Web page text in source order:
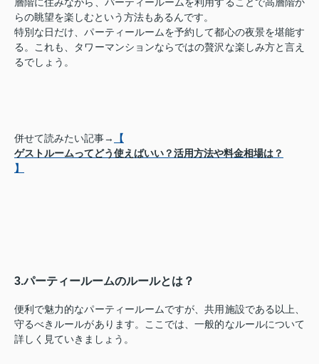
らの眺望を楽しむという方法もあるんです。
特別な日だけ、パーティールームを予約して都心の夜景を堪能す
る。これも、タワーマンションならではの贅沢な楽しみ方と言え
るでしょう。
併せて読みたい記事→
【
ゲストルームってどう使えばいい？活用方法や料金相場は？
】
3.パーティールームのルールとは？
便利で魅力的なパーティールームですが、共用施設である以上、
守るべきルールがあります。ここでは、一般的なルールについて
詳しく見ていきましょう。